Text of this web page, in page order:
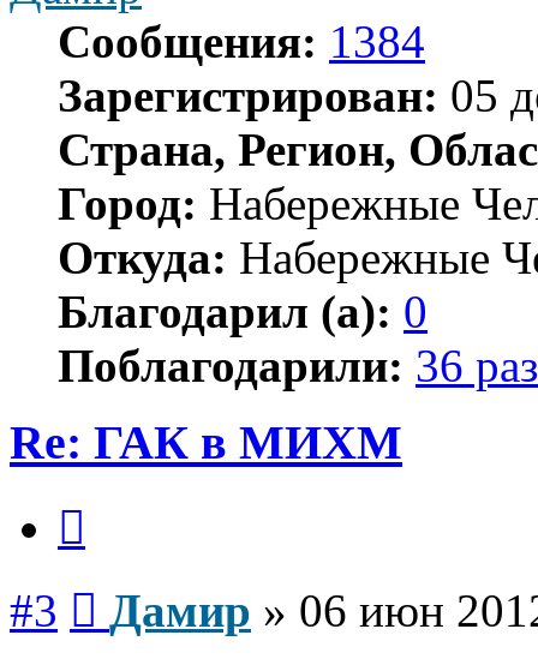
Сообщения: 1384
Зарегистрирован: 05
Страна, Регион,
Город: Набережные
Откуда: Набережные
Благодарил (а): 0
Поблагодарили: 36 раз
Re: ГАК в МИХМ
#3 Дамир » 06 июн